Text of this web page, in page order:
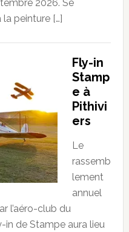
2026. Se
peinture […]
Fly-in
Stamp
e à
Pithivi
ers
Le
rassemb
lement
annuel
l’aéro-club du
in de Stampe aura lieu